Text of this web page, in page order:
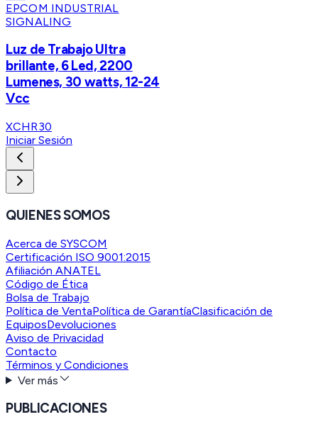
EPCOM INDUSTRIAL
SIGNALING
Luz de Trabajo Ultra
brillante, 6 Led, 2200
Lumenes, 30 watts, 12-24
Vcc
XCHR30
Iniciar Sesión
QUIENES SOMOS
Acerca de SYSCOM
Certificación ISO 9001:2015
Afiliación ANATEL
Código de Ética
Bolsa de Trabajo
Política de VentaPolítica de GarantíaClasificación de
EquiposDevoluciones
Aviso de Privacidad
Contacto
Términos y Condiciones
Ver más
PUBLICACIONES